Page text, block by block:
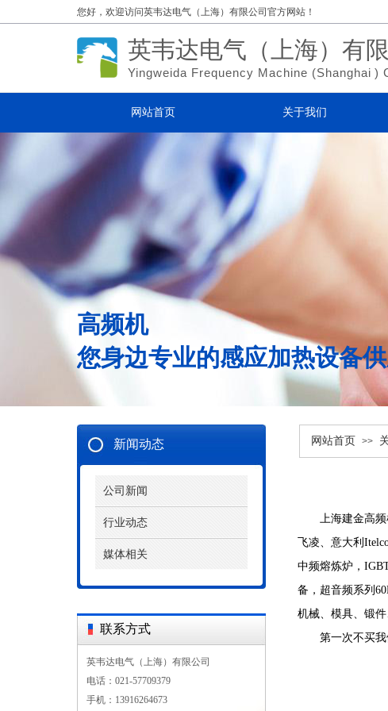
网站首页 关于我们
您好，欢迎访问英韦达电气（上海）有限公司官方网站！
英韦达电气（上海）有
Yingweida Frequency Machine (Shanghai )
高频机
您身边专业的感应加热设备
网站首页 >>
新闻动态
公司新闻
行业动态
媒体相关
上海建金高频机
飞凌、意大利
中频熔炼炉，
备，超音频系列
机械、模具、锻
第一次不买我们
联系方式
英韦达电气（上海）有限公司
电话：021-57709379
手机：13916264673